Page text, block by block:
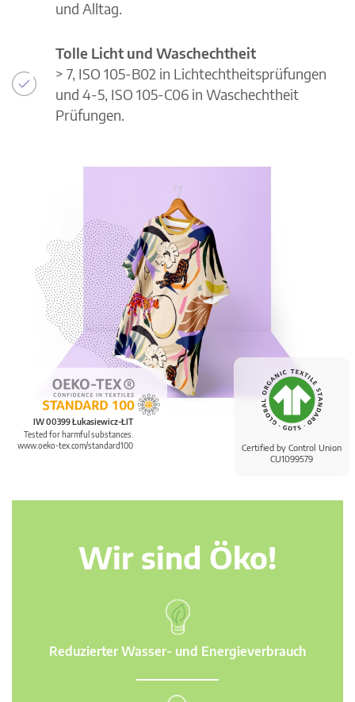
Certified by Control Union
CU1099579
IW 00399 Łukasiewicz-ŁIT
Tested for harmful substances.
www.oeko-tex.com/standard100
und Alltag.
Tolle Licht und Waschechtheit
> 7, ISO 105-B02 in Lichtechtheitsprüfungen
und 4-5, ISO 105-C06 in Waschechtheit
Prüfungen.
Wir sind Öko!
Reduzierter Wasser- und Energieverbrauch